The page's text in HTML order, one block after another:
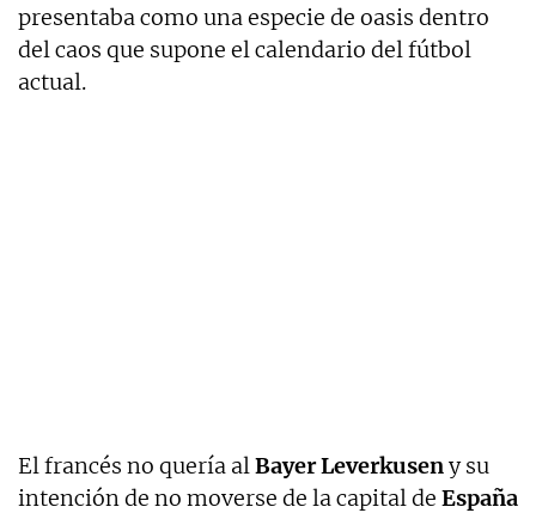
presentaba como una especie de oasis dentro
del caos que supone el calendario del fútbol
actual.
El francés no quería alBayer Leverkuseny su
intención de no moverse de la capital de España